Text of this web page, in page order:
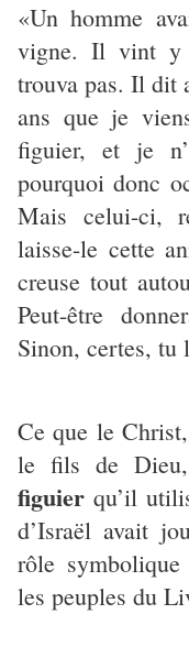
«Un homme
vigne. Il vint y
trouva pas. Il dit
ans que je
figuier, et je
pourquoi donc
Mais celui-ci,
laisse-le cette
creuse tout
Peut-être
Sinon, certes, tu
Ce que le
le fils de Dieu,
figuier qu’il
d’Israël avait
rôle
les peuples du